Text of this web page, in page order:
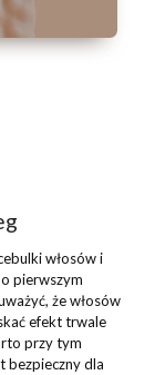
włosów i
pierwszym
że włosów
efekt trwale
przy tym
bezpieczny dla